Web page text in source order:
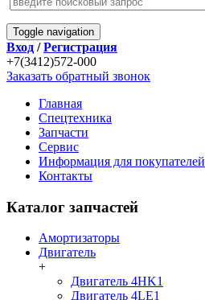
Toggle navigation
Вход /Регистрация
+7(3412)572-000
Заказать обратный звонок
Главная
Спецтехника
Запчасти
Сервис
Информация для покупателей
Контакты
Каталог запчастей
Амортизаторы
Двигатель
+
Двигатель 4HK1
Двигатель 4LE1